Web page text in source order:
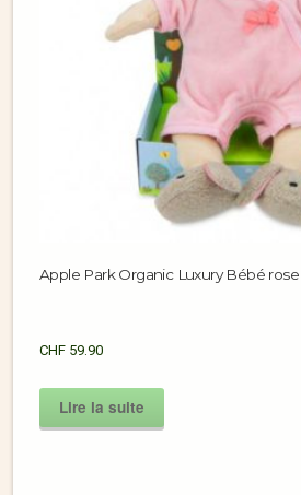
Apple Park Organic Luxury Bébé rose
CHF 59.90
Lire la suite